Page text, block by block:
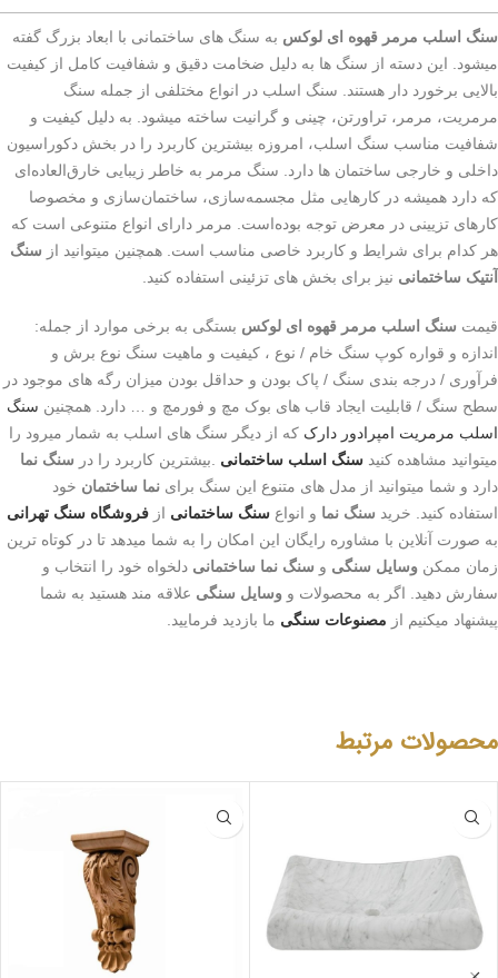
سنگ اسلب مرمر قهوه ای لوکس به سنگ های ساختمانی با ابعاد بزرگ گفته
میشود. این دسته از سنگ ها به دلیل ضخامت دقیق و شفافیت کامل از کیفیت
بالایی برخورد دار هستند. سنگ اسلب در انواع مختلفی از جمله سنگ
مرمریت، مرمر، تراورتن، چینی و گرانیت ساخته میشود. به دلیل کیفیت و
شفافیت مناسب سنگ اسلب، امروزه بیشترین کاربرد را در بخش دکوراسیون
داخلی و خارجی ساختمان ها دارد.
سنگ مرمر به خاطر زیبایی خارق‌العاده‌ای
که دارد همیشه در کارهایی مثل مجسمه‏‌سازی، ساختمان‌سازی و مخصوصا
کارهای تزیینی در معرض توجه بوده‌است. مرمر دارای انواع متنوعی است که
هر کدام برای شرایط و کاربرد خاصی مناسب است. همچنین میتوانید از سنگ
آنتیک ساختمانی نیز برای بخش های تزئینی استفاده کنید
قیمت سنگ اسلب مرمر قهوه ای لوکس بستگی به برخی موارد از جمله:
اندازه و قواره کوپ سنگ خام / نوع ، کیفیت و ماهیت سنگ نوع برش و
فرآوری / درجه بندی سنگ / پاک بودن و حداقل بودن میزان رگه های موجود در
سطح سنگ / قابلیت ایجاد قاب های بوک مچ و فورمچ و … دارد. همچنین سنگ
اسلب مرمریت امپرادور دارک که از دیگر سنگ های اسلب به شمار میرود را
میتوانید مشاهده کنید سنگ اسلب ساختمانی بیشترین کاربرد را در سنگ نما
دارد و شما میتوانید از مدل های متنوع این سنگ برای نما ساختمان خود
استفاده کنید. خرید سنگ نما و انواع سنگ ساختمانی از فروشگاه سنگ تهرانی
به صورت آنلاین با مشاوره رایگان این امکان را به شما میدهد تا در کوتاه ترین
زمان ممکن وسایل سنگی و سنگ نما ساختمانی دلخواه خود را انتخاب و
سفارش دهید. اگر به محصولات و وسایل سنگی علاقه مند هستید به شما
پیشنهاد میکنیم از مصنوعات سنگی ما بازدید فرمایید
محصولات مرتبط